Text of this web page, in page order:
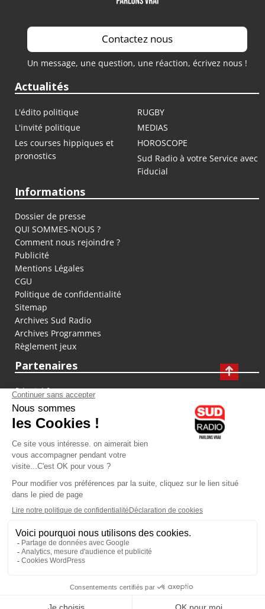
Contactez nous
Un message, une question, une réaction, écrivez nous !
Actualités
L'édito politique
RUGBY
L'invité politique
MEDIAS
Les courses hippiques et
pronostics
HOROSCOPE
Sud Radio à votre Service avec
Fiducial
Informations
Dossier de presse
QUI SOMMES-NOUS ?
Comment nous rejoindre ?
Publicité
Mentions Légales
CGU
Politique de confidentialité
Sitemap
Archives Sud Radio
Archives Programmes
Règlement jeux
Partenaires
fiducial.fr
lyoncapitale.fr
olympique-et-lyonnais.com
L'application Iphone / Android
Téléchargez l'application
Les cookies
Gestion des cookies
Crédit photos : ©Sud Radio / Pierre Olivier
Jacques Cardoze
Anthony Martins Misse